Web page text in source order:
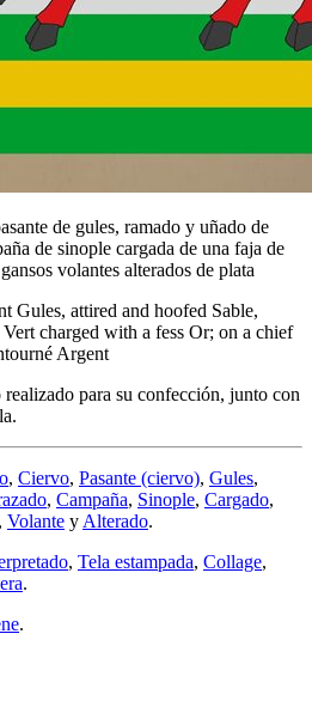
de gules, ramado y uñado de
de sinople cargada de una faja de
volantes alterados de plata
Gules, attired and hoofed Sable,
charged with a fess Or; on a chief
Argent
para su confección, junto con
, Ciervo, Pasante (ciervo), Gules,
, Campaña, Sinople, Cargado,
, Volante y Alterado.
, Tela estampada, Collage,
.
.